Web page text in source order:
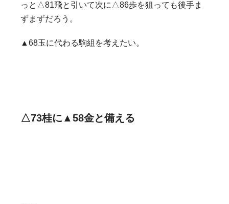
っと△81飛と引いて次に△86歩を狙っても後手ま
ずまずだろう。
▲68玉に代わる駒組を考えたい。
△73桂に▲58金と備える